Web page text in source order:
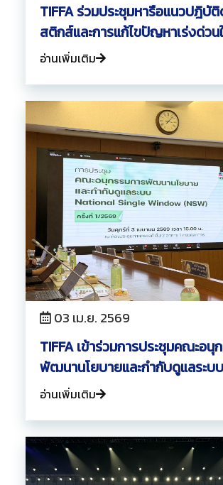
TIFFA ร่วมประชุมหารือแนวปฎิบั
สติกส์และการแก้ไขปัญหาเร่งด่ว
กรรมโลจิสติกส์
อ่านเพิ่มเติม
03 เม.ย. 2569
TIFFA เข้าร่วมการประชุมคณะอนุ
พัฒนานโยบายและกำกับดูแลระบบ
National Single Window (NSW)
อ่านเพิ่มเติม